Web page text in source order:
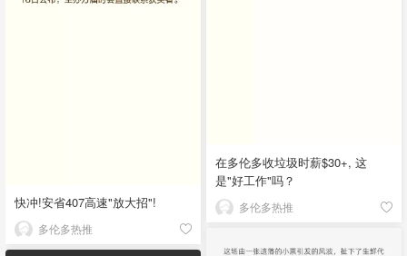
在多伦多收垃圾时薪$30+, 这
是"好工作"吗？
多伦多热推
快冲!安省407高速"放大招"!
多伦多热推